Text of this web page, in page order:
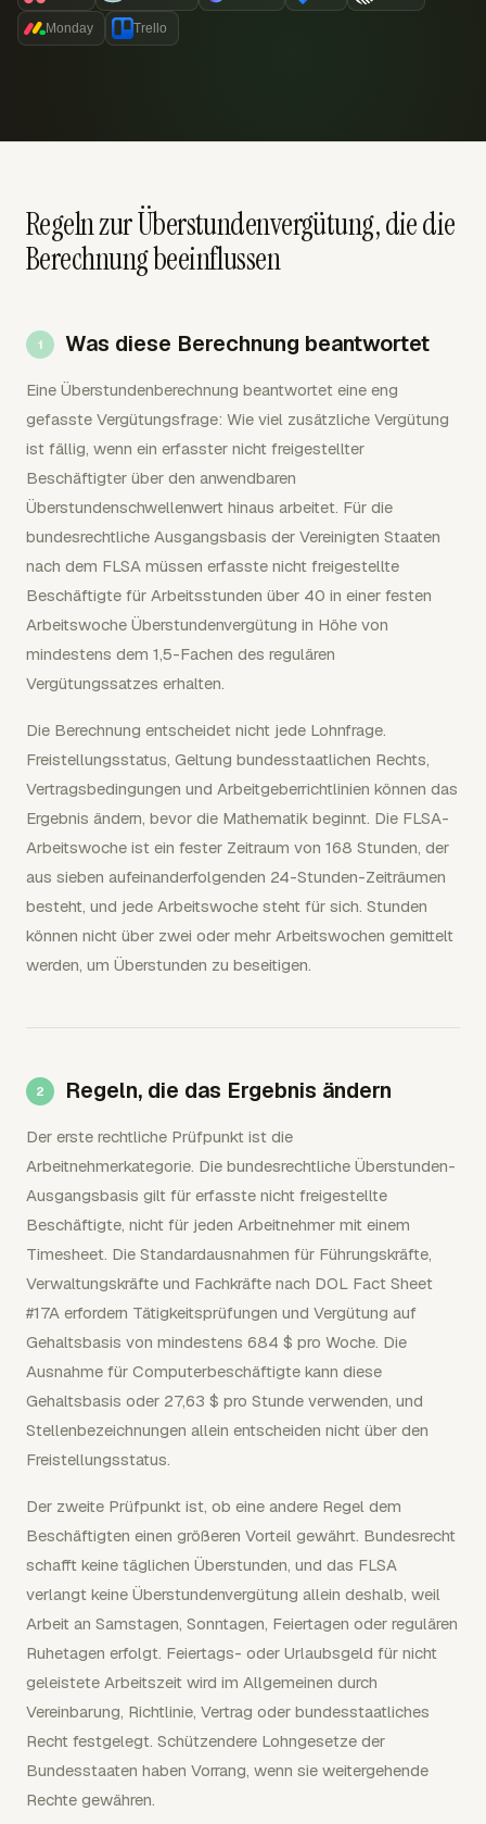
Monday Trello
Regeln zur Überstundenvergütung, die die
Berechnung beeinflussen
Was diese Berechnung beantwortet
Eine Überstundenberechnung beantwortet eine eng
gefasste Vergütungsfrage: Wie viel zusätzliche Vergütung
ist fällig, wenn ein erfasster nicht freigestellter
Beschäftigter über den anwendbaren
Überstundenschwellenwert hinaus arbeitet. Für die
bundesrechtliche Ausgangsbasis der Vereinigten Staaten
nach dem FLSA müssen erfasste nicht freigestellte
Beschäftigte für Arbeitsstunden über 40 in einer festen
Arbeitswoche Überstundenvergütung in Höhe von
mindestens dem 1,5-Fachen des regulären
Vergütungssatzes erhalten.
Die Berechnung entscheidet nicht jede Lohnfrage.
Freistellungsstatus, Geltung bundesstaatlichen Rechts,
Vertragsbedingungen und Arbeitgeberrichtlinien können das
Ergebnis ändern, bevor die Mathematik beginnt. Die FLSA-
Arbeitswoche ist ein fester Zeitraum von 168 Stunden, der
aus sieben aufeinanderfolgenden 24-Stunden-Zeiträumen
besteht, und jede Arbeitswoche steht für sich. Stunden
können nicht über zwei oder mehr Arbeitswochen gemittelt
werden, um Überstunden zu beseitigen.
Regeln, die das Ergebnis ändern
Der erste rechtliche Prüfpunkt ist die
Arbeitnehmerkategorie. Die bundesrechtliche Überstunden-
Ausgangsbasis gilt für erfasste nicht freigestellte
Beschäftigte, nicht für jeden Arbeitnehmer mit einem
Timesheet. Die Standardausnahmen für Führungskräfte,
Verwaltungskräfte und Fachkräfte nach DOL Fact Sheet
#17A erfordern Tätigkeitsprüfungen und Vergütung auf
Gehaltsbasis von mindestens 684 $ pro Woche. Die
Ausnahme für Computerbeschäftigte kann diese
Gehaltsbasis oder 27,63 $ pro Stunde verwenden, und
Stellenbezeichnungen allein entscheiden nicht über den
Freistellungsstatus.
Der zweite Prüfpunkt ist, ob eine andere Regel dem
Beschäftigten einen größeren Vorteil gewährt. Bundesrecht
schafft keine täglichen Überstunden, und das FLSA
verlangt keine Überstundenvergütung allein deshalb, weil
Arbeit an Samstagen, Sonntagen, Feiertagen oder regulären
Ruhetagen erfolgt. Feiertags- oder Urlaubsgeld für nicht
geleistete Arbeitszeit wird im Allgemeinen durch
Vereinbarung, Richtlinie, Vertrag oder bundesstaatliches
Recht festgelegt. Schützendere Lohngesetze der
Bundesstaaten haben Vorrang, wenn sie weitergehende
Rechte gewähren.